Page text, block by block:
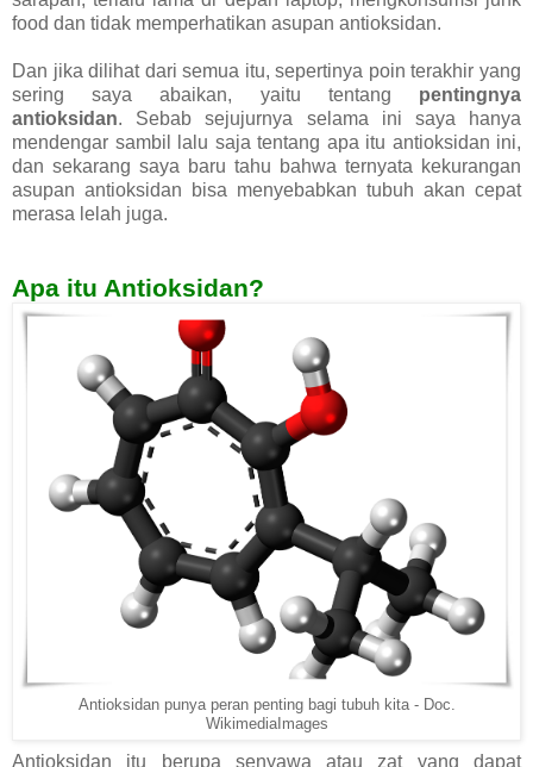
food dan tidak memperhatikan asupan antioksidan.
Dan jika dilihat dari semua itu, sepertinya poin terakhir yang
sering saya abaikan, yaitu tentang pentingnya
antioksidan. Sebab sejujurnya selama ini saya hanya
mendengar sambil lalu saja tentang apa itu antioksidan ini,
dan sekarang saya baru tahu bahwa ternyata kekurangan
asupan antioksidan bisa menyebabkan tubuh akan cepat
merasa lelah juga.
Apa itu Antioksidan?
Antioksidan punya peran penting bagi tubuh kita - Doc.
WikimediaImages
Antioksidan itu berupa senyawa atau zat yang dapat